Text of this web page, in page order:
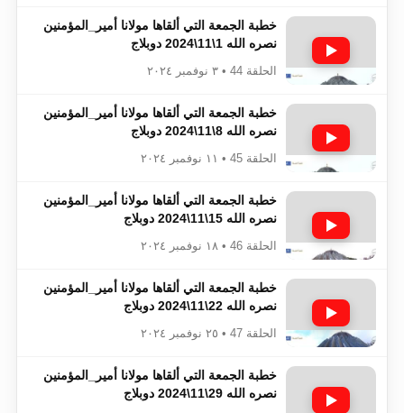
خطبة الجمعة التي ألقاها مولانا أمير_المؤمنين​​​​​​
نصره الله 1\11\2024 دوبلاج
الحلقة 44 • ٣ نوفمبر ٢٠٢٤
خطبة الجمعة التي ألقاها مولانا أمير_المؤمنين​​​​​​
نصره الله 8\11\2024 دوبلاج
الحلقة 45 • ١١ نوفمبر ٢٠٢٤
خطبة الجمعة التي ألقاها مولانا أمير_المؤمنين​​​​​​
نصره الله 15\11\2024 دوبلاج
الحلقة 46 • ١٨ نوفمبر ٢٠٢٤
خطبة الجمعة التي ألقاها مولانا أمير_المؤمنين​​​​​​
نصره الله 22\11\2024 دوبلاج
الحلقة 47 • ٢٥ نوفمبر ٢٠٢٤
خطبة الجمعة التي ألقاها مولانا أمير_المؤمنين​​​​​​
نصره الله 29\11\2024 دوبلاج